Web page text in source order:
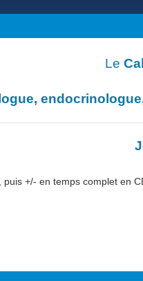
Le
+/- en temps complet en